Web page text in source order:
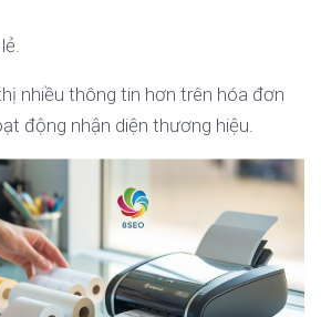
nhiều thông tin hơn trên hóa đơn
động nhận diện thương hiệu.